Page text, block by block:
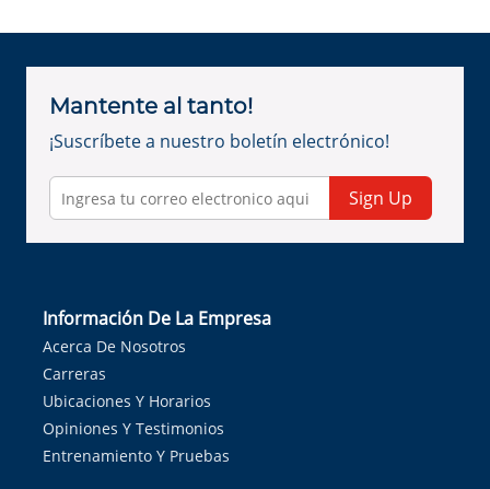
Mantente al tanto!
¡Suscríbete a nuestro boletín electrónico!
Sign Up
Información De La Empresa
Acerca De Nosotros
Carreras
Ubicaciones Y Horarios
Opiniones Y Testimonios
Entrenamiento Y Pruebas